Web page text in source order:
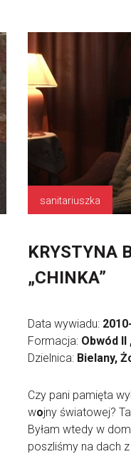
sanitariuszka
KRYSTYNA
„CHINKA”
Data wywiadu:
Formacja: Obwód II
Dzielnica: Bielany,
Czy pani pamięta
wojny światowej?
Byłam wtedy w
poszliśmy na dach